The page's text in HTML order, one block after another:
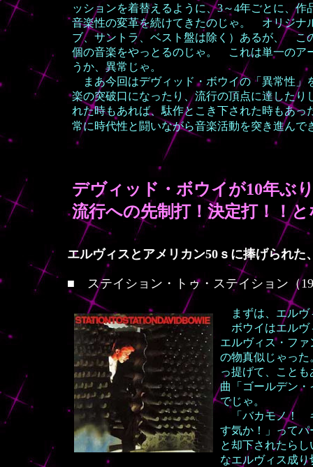
ッションを着替えるように、3～4年ごとに、作
音楽性の変革を続けてきたのじゃ。 オリジナ
ブ、サントラ、ベスト盤は除く）あるが、 こ
個の音楽をやっとるのじゃ。 これは単一のア
うか、異常じゃ。
まあ今回はデヴィッド・ボウイの「異常性」
楽の突破口になったり、流行の頂点に達した
れた時もあれば、駄作とこき下された時もあ
常に時代性と闘いながら音楽活動を突き進ん
デヴィッド・ボウイが10年ぶ
流行への先制打！決定打！！
エルヴィスとアメリカン50ｓに捧げられ
■ ステイション・トゥ・ステイション（
まずは、エルヴ
ボウイはエルヴ
エルヴィス・フ
の物真似じゃっ
っ提げて、こと
曲「ゴールデン
でじゃ。
「バカモノ！
す気か！」って
と却下されたら
なエルヴィス成